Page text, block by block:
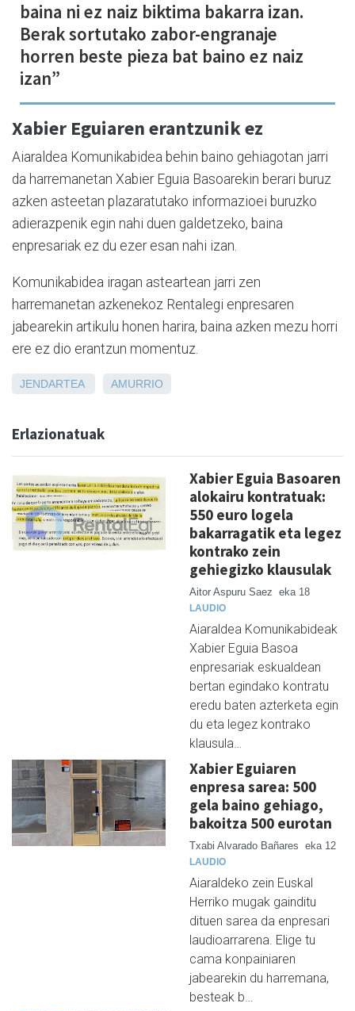
baina ni ez naiz biktima bakarra izan.
Berak sortutako zabor-engranaje
horren beste pieza bat baino ez naiz
izan”
Xabier Eguiaren erantzunik ez
Aiaraldea Komunikabidea behin baino gehiagotan jarri
da harremanetan Xabier Eguia Basoarekin berari buruz
azken asteetan plazaratutako informazioei buruzko
adierazpenik egin nahi duen galdetzeko, baina
enpresariak ez du ezer esan nahi izan.
Komunikabidea iragan asteartean jarri zen
harremanetan azkenekoz Rentalegi enpresaren
jabearekin artikulu honen harira, baina azken mezu horri
ere ez dio erantzun momentuz.
JENDARTEA AMURRIO
Erlazionatuak
Xabier Eguia Basoaren
alokairu kontratuak:
550 euro logela
bakarragatik eta legez
kontrako zein
gehiegizko klausulak
Aitor Aspuru Saez eka 18
LAUDIO
Aiaraldea Komunikabideak
Xabier Eguia Basoa
enpresariak eskualdean
bertan egindako kontratu
eredu baten azterketa egin
du eta legez kontrako
klausula…
Xabier Eguiaren
enpresa sarea: 500
gela baino gehiago,
bakoitza 500 eurotan
Txabi Alvarado Bañares eka 12
LAUDIO
Aiaraldeko zein Euskal
Herriko mugak gainditu
dituen sarea da enpresari
laudioarrarena. Elige tu
cama konpainiaren
jabearekin du harremana,
besteak b…